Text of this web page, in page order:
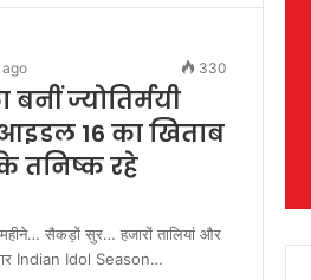
330
ज्योतिर्मयी
16 का खिताब
तनिष्क रहे
सैकड़ों सुर… हजारों तालियां और
Indian Idol Season…